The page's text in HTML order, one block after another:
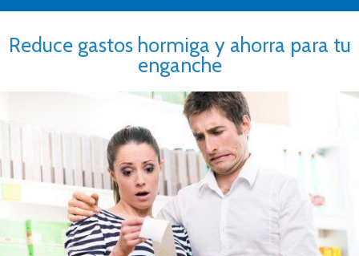
Reduce gastos hormiga y ahorra para tu
enganche